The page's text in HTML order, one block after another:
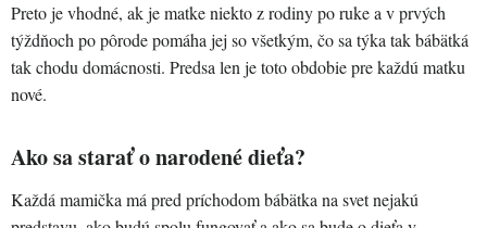
Preto je vhodné, ak je matke niekto z rodiny po ruke a v prvých
týždňoch po pôrode pomáha jej so všetkým, čo sa týka tak bábätká
tak chodu domácnosti. Predsa len je toto obdobie pre každú matku
nové.
Ako sa starať o narodené dieťa?
Každá mamička má pred príchodom bábätka na svet nejakú